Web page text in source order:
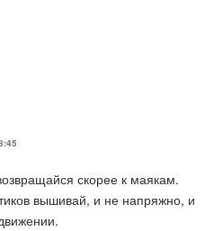
скорее к маякам.
вышивай, и не напряжно, и